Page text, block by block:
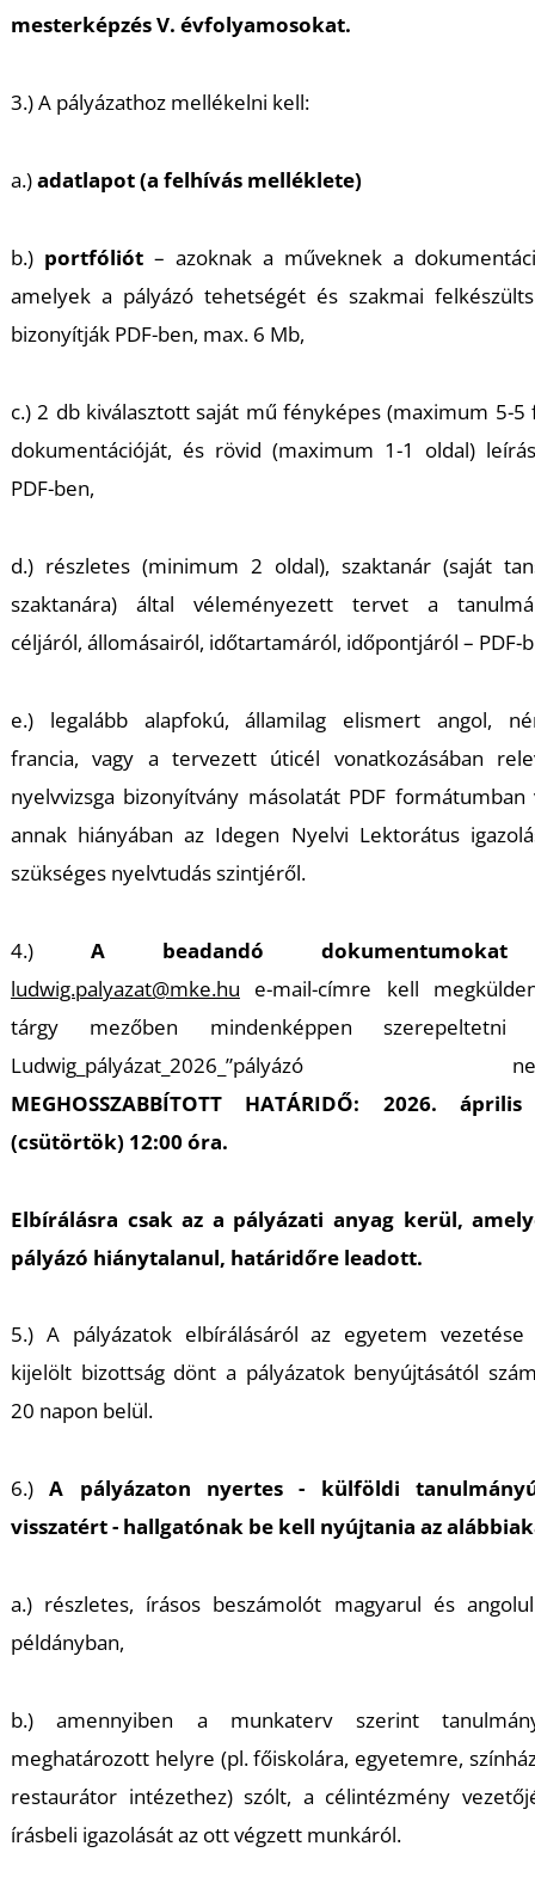
mesterképzés V. évfolyamosokat.
3.) A pályázathoz mellékelni kell:
a.)adatlapot (a felhívás melléklete)
b.) portfóliót– azoknak a műveknek a
amelyek a pályázó tehetségét és szakmai
bizonyítják PDF-ben, max. 6 Mb,
c.) 2 db kiválasztott saját mű fényképes (maximum 5-5
dokumentációját, és rövid (maximum 1-1 oldal)
PDF-ben,
d.) részletes (minimum 2 oldal), szaktanár (saját
szaktanára) által véleményezett tervet a
céljáról, állomásairól, időtartamáról, időpontjáról – PDF-
e.) legalább alapfokú, államilag elismert angol,
francia, vagy a tervezett úticél vonatkozásában
nyelvvizsga bizonyítvány másolatát PDF formátumban
annak hiányában az Idegen Nyelvi Lektorátus
szükséges nyelvtudás szintjéről.
4.) A beadandó dokumentumokat
ludwig.palyazat@mke.hu e-mail-címre kell
tárgy mezőben mindenképpen szerepeltetni
Ludwig_pályázat_2026_”pályázó
MEGHOSSZABBÍTOTT HATÁRIDŐ: 2026.
(csütörtök) 12:00 óra.
Elbírálásra csak az a pályázati anyag kerül,
pályázó hiánytalanul, határidőre leadott.
5.) A pályázatok elbírálásáról az egyetem vezetése
kijelölt bizottság dönt a pályázatok benyújtásától
20 napon belül.
6.)A pályázaton nyertes - külföldi
visszatért - hallgatónak be kell nyújtania az
a.) részletes, írásos beszámolót magyarul és
példányban,
b.) amennyiben a munkaterv szerint
meghatározott helyre (pl. főiskolára, egyetemre,
restaurátor intézethez) szólt, a célintézmény
írásbeli igazolását az ott végzett munkáról.